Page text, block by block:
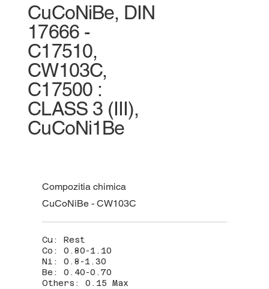
CuCoNiBe, DIN
17666 -
C17510,
CW103C,
C17500 :
CLASS 3 (III),
CuCoNi1Be
Compozitia chimica
CuCoNiBe - CW103C
Cu: Rest
Co: 0.80-1.10
Ni: 0.8-1.30
Be: 0.40-0.70
Others: 0.15 Max